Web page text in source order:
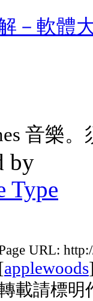
－軟體
音樂。
by
Type
URL:
[applewoods
載請標明